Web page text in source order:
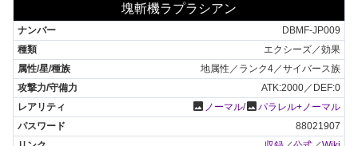
塊斬機ラプラシアン
DBMF-JP009
エクシーズ／効果
地属性／ランク4／サイバース族
ATK:2000／DEF:0
photo ノーマル/photoパラレル+ノーマル
88021907